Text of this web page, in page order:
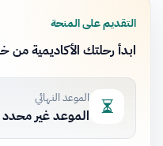
التقديم على المنحة
ابدأ رحلتك الأكاديمية من
الموعد النهائي
الموعد غير